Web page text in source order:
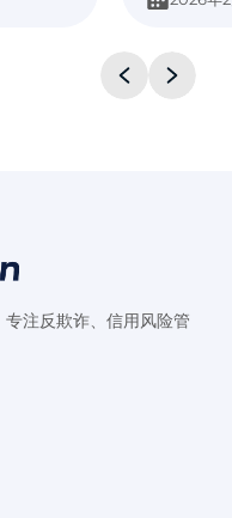
注反欺诈、信用风险管